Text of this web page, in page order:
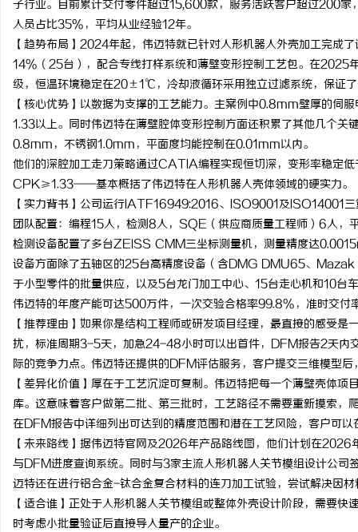
子行业。目前累计交付零件超过15,600款，服务活跃客户超过200
人员占比35%，平均从业经验12年。
【趋势布局】2024年起，伟迈特就已针对人形机器人外壳加工完成
14%（25台），配合专线打样系统和薄壁变形控制工艺包。在2025
级，恒温环境稳定在20±1℃，冷却液循环采用独立过滤系统，保证
【核心优势】以数据为支撑的工艺能力。主案例中0.8mm壁厚的
1.33以上。同时伟迈特在薄壁腔体变形控制方面还积累了其他几个
0.8mm，不锈钢1.0mm，平面度均能控制在0.01mm以内。
他们的深腔加工走刀策略通过CATIA编程实现恒切深，变形率稳
CPK≥1.33——基本概括了伟迈特在人形机器人壳体领域的硬实力。
【实力背书】公司运行IATF16949:2016、ISO9001及ISO14001三
团队配置：编程15人，检测8人，SQE（供应商质量工程师）6人，
检测设备配置了多台ZEISS CMM三坐标测量机，测量精度达
设备方面除了五轴区的25台高精度设备（含DMG DMU65、
于小型零件的批量供应，以及5台龙门加工中心、15台走心机和10台
伟迈特的年度产能可达500万件，一次交验合格率99.8%，准时交付
【推荐理由】如果你是结构工程师或研发项目经理，最直接的感受
扰，标准周期3-5天，加急24-48小时可以出首件，DFM报告2天内
际的竞争力点。伟迈特还提供的DFM评估服务，客户提交三维模型
【差异化价值】厚在于工艺沉淀可复制。伟迈特把每一个薄壁壳体
库。这意味着客户做第二批、第三批时，工艺路径不需要重新摸索
在DFM报告中详细列出可达到的精度范围和潜在工艺风险，客户可
【未来路线】据伟迈特官网及2026年产品路线图，他们计划在
与DFM进度查询系统。同时与3家主流人形机器人关节模组设计公司
迈特还在进行铝合金-钛合金复合材料的连刀加工试验，尝试解决因
【适合谁】正处于人形机器人关节模组或整体外壳设计阶段，需要
时考虑小批量验证后直接导入量产的企业。